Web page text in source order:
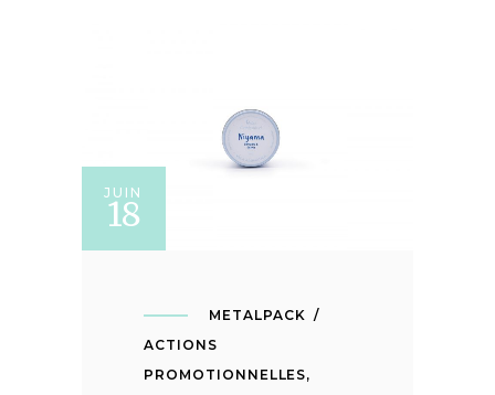
JUIN
18
METALPACK
ACTIONS
PROMOTIONNELLES,